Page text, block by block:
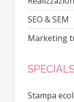
SEO & SEM
Marketing
SPECIALS
Stampa